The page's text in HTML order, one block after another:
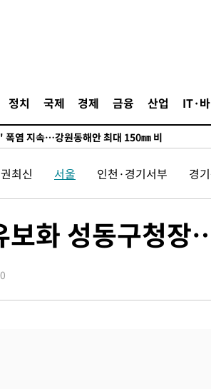
정치 국제 경제 금융 산업 IT·
상승 마감…S&P 0.6% 나스닥 1.3%↑
풀 꺾이지만…'낮 최고 35도' 무더위, 열대야 계속
수색·성접대 논란' 축구협회 "실망과 걱정 안겨드
상승 마감…S&P 0.6% 나스닥 1.3%↑
압수수색·성접대 논란 사과…쇄신의 기회로 삼겠
색·성접대 논란' 축구협회 "실망과 걱정 안겨드
상승 마감…S&P 0.6% 나스닥 1.3%↑
최신 서울 인천·경기서부 경
보화 성동구청장